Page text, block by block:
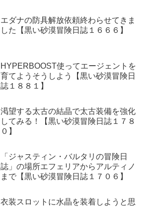
エダナの防具解放依頼終わらせてきま
した【黒い砂漠冒険日誌１６６６】
HYPERBOOST使ってエージェントを
育てようそうしよう【黒い砂漠冒険日
誌１８８１】
渇望する太古の結晶で太古装備を強化
してみる！【黒い砂漠冒険日誌１７８
０】
「ジャスティン・バルタリの冒険日
誌」の場所エフェリアからアルティノ
まで【黒い砂漠冒険日誌１７０６】
衣装スロットに水晶を装着しようと思